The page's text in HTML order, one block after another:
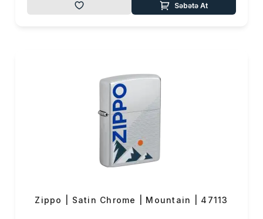
Səbətə At
Zippo | Satin Chrome | Mountain | 47113